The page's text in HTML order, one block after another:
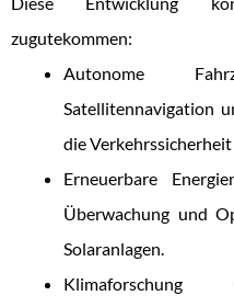
zugutekommen:
Autonome
Satellitennavigation
die
Erneuerbare
Überwachung und
Solaranlagen.
Klimaforschung